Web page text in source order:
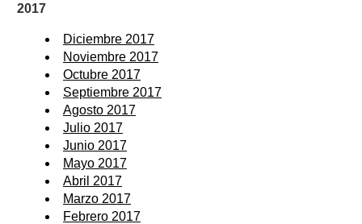
2017
Diciembre 2017
Noviembre 2017
Octubre 2017
Septiembre 2017
Agosto 2017
Julio 2017
Junio 2017
Mayo 2017
Abril 2017
Marzo 2017
Febrero 2017